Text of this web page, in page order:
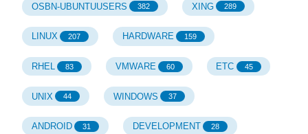
OSBN-UBUNTUUSERS 382 XING 289
LINUX 207 HARDWARE 159
RHEL 83 VMWARE 60 ETC 45
UNIX 44 WINDOWS 37
ANDROID 31 DEVELOPMENT 28